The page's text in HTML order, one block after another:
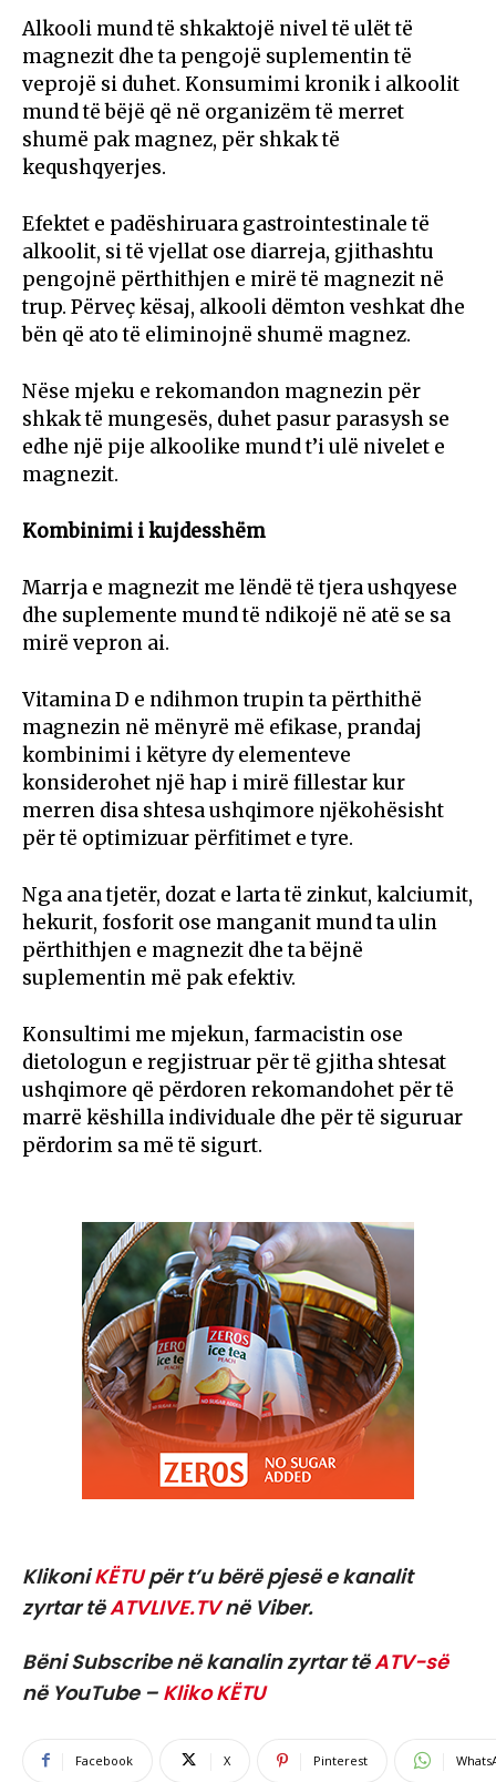
Alkooli mund të shkaktojë nivel të ulët të
magnezit dhe ta pengojë suplementin të
veprojë si duhet. Konsumimi kronik i alkoolit
mund të bëjë që në organizëm të merret
shumë pak magnez, për shkak të
kequshqyerjes.
Efektet e padëshiruara gastrointestinale të
alkoolit, si të vjellat ose diarreja, gjithashtu
pengojnë përthithjen e mirë të magnezit në
trup. Përveç kësaj, alkooli dëmton veshkat dhe
bën që ato të eliminojnë shumë magnez.
Nëse mjeku e rekomandon magnezin për
shkak të mungesës, duhet pasur parasysh se
edhe një pije alkoolike mund t’i ulë nivelet e
magnezit.
Kombinimi i kujdesshëm
Marrja e magnezit me lëndë të tjera ushqyese
dhe suplemente mund të ndikojë në atë se sa
mirë vepron ai.
Vitamina D e ndihmon trupin ta përthithë
magnezin në mënyrë më efikase, prandaj
kombinimi i këtyre dy elementeve
konsiderohet një hap i mirë fillestar kur
merren disa shtesa ushqimore njëkohësisht
për të optimizuar përfitimet e tyre.
Nga ana tjetër, dozat e larta të zinkut, kalciumit,
hekurit, fosforit ose manganit mund ta ulin
përthithjen e magnezit dhe ta bëjnë
suplementin më pak efektiv.
Konsultimi me mjekun, farmacistin ose
dietologun e regjistruar për të gjitha shtesat
ushqimore që përdoren rekomandohet për të
marrë këshilla individuale dhe për të siguruar
përdorim sa më të sigurt.
KlikoniKËTUpër t’u bërë pjesë e kanalit
zyrtar tëATVLIVE.TVnë Viber.
Bëni Subscribe në kanalin zyrtar tëATV-së
në YouTube – Kliko KËTU
Facebook X Pinterest